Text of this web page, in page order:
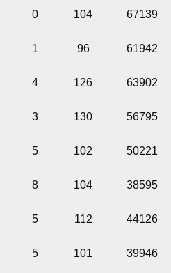
0 104 67139
1 96 61942
4 126 63902
3 130 56795
5 102 50221
8 104 38595
5 112 44126
5 101 39946